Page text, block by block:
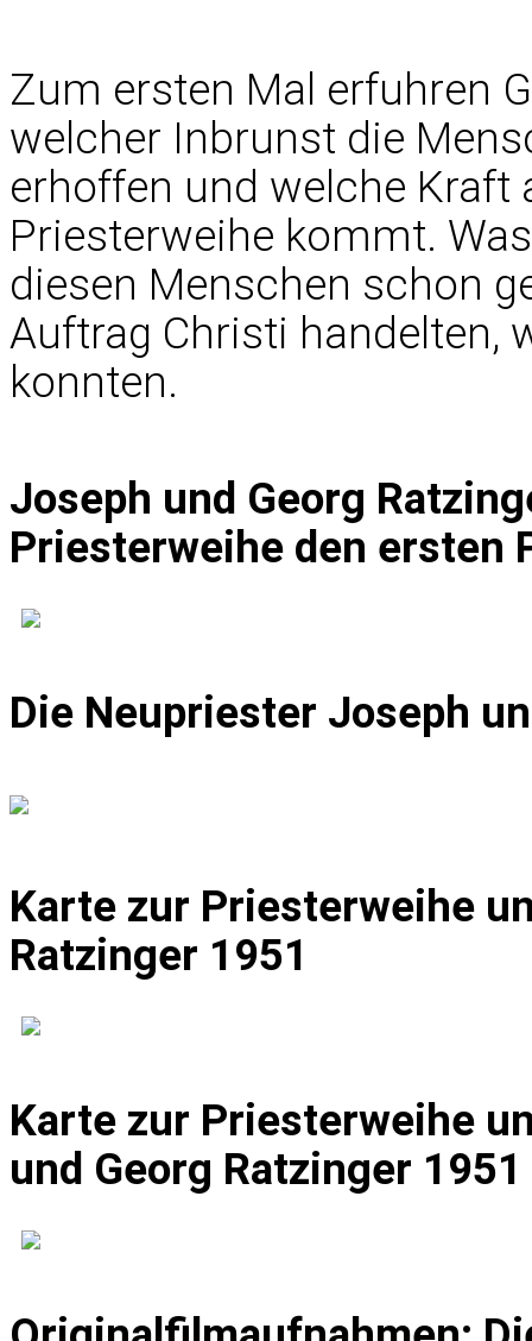
Zum ersten Mal erfuhren
welcher Inbrunst die
erhoffen und welche Kraft
Priesterweihe kommt.
diesen Menschen schon
Auftrag Christi handelten,
konnten.
Joseph und Georg
Priesterweihe den ersten
Die Neupriester Joseph
Karte zur Priesterweihe
Ratzinger 1951
Karte zur Priesterweihe
und Georg Ratzinger 1951